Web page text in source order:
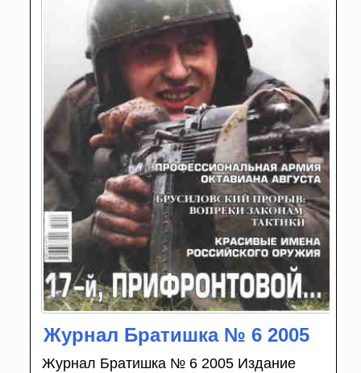
Журнал Братишка № 6 2005
Журнал Братишка № 6 2005 Издание